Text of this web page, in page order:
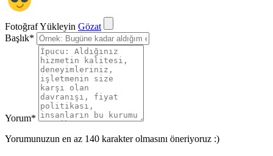
Fotoğraf Yükleyin Gözat
Başlık*
Yorum*
Yorumunuzun en az 140 karakter olmasını öneriyoruz :)